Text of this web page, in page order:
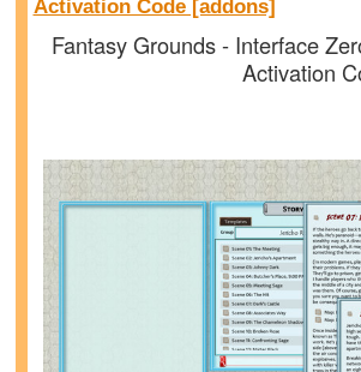
Activation Code [addons]
Fantasy Grounds - Interface
Activation